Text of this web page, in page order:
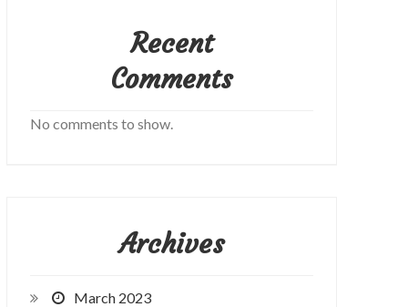
Recent
Comments
No comments to show.
Archives
March 2023